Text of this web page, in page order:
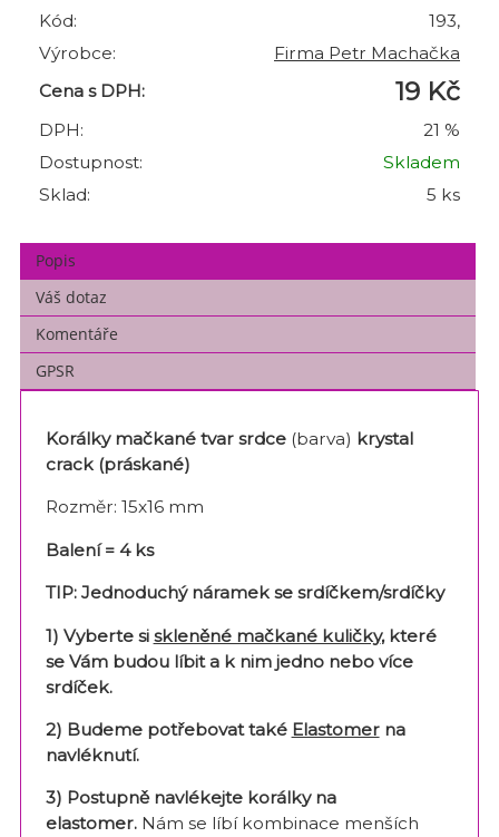
Kód:
193,
Výrobce:
Firma Petr Machačka
Cena s DPH:
19 Kč
DPH:
21 %
Dostupnost:
Skladem
Sklad:
5 ks
Popis
Váš dotaz
Komentáře
GPSR
Korálky mačkané tvar srdce(barva) krystal
crack (práskané)
Rozměr: 15x16 mm
Balení = 4 ks
TIP: Jednoduchý náramek se srdíčkem/srdíčky
1) Vyberte si skleněné mačkané kuličky, které
se Vám budou líbit a k nim jedno nebo více
srdíček.
2) Budeme potřebovat také Elastomerna
navléknutí.
3) Postupně navlékejte korálky na
elastomer. Nám se líbí kombinace menších